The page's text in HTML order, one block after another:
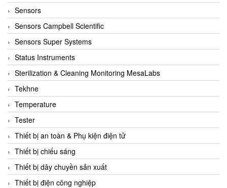
Calectro
Campbell Scientific
Canneed Vietnam
Cantoni
CAPS
CAREL Parts
CCS
CD Automation
CEAG Sicherheitst
CEIA Vietnam
Celduc Vietnam
Cemb
Sensors
Sensors Campbell Scientific
Sensors Super Systems
Status Instruments
Sterilization & Cleaning Monitoring MesaLabs
Tekhne
Temperature
Tester
Thiết bị an toàn & Phụ kiện điện tử
Thiết bị chiếu sáng
Thiết bị dây chuyền sản xuất
Thiết bị điện công nghiệp